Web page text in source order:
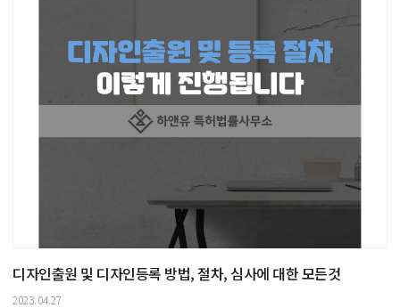
디자인출원 및 디자인등록 방법, 절차, 심사에 대한 모든것
2023.04.27